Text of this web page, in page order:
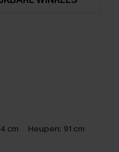
cm Heupen: 91 cm